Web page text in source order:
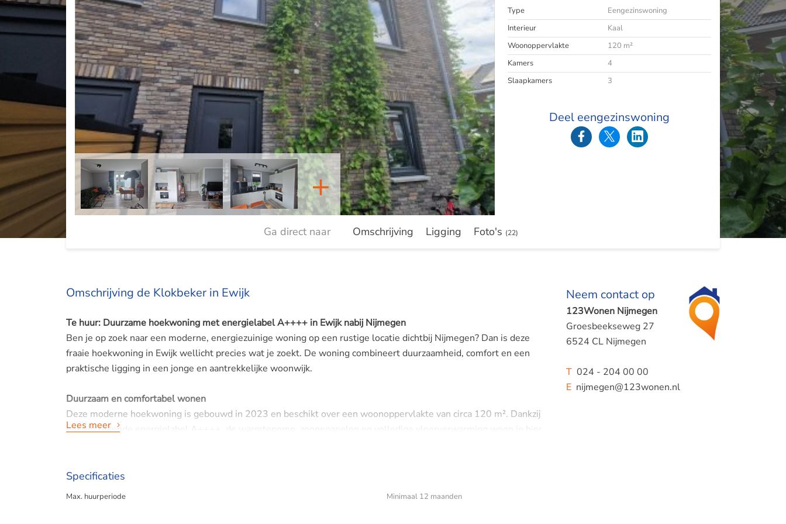
+
Type
Eengezinswoning
Interieur
Kaal
Woonoppervlakte
120 m²
Kamers
4
Slaapkamers
3
Deel eengezinswoning
Ga direct naar Omschrijving Ligging Foto's (22)
Omschrijving de Klokbeker in Ewijk
Te huur: Duurzame hoekwoning met energielabel A++++ in Ewijk nabij Nijmegen
Ben je op zoek naar een moderne, energiezuinige woning op een rustige locatie dichtbij Nijmegen? Dan is deze
fraaie hoekwoning in Ewijk wellicht precies wat je zoekt. De woning combineert duurzaamheid, comfort en een
praktische ligging in een jonge en aantrekkelijke woonwijk.
Duurzaam en comfortabel wonen
Deze moderne hoekwoning is gebouwd in 2023 en beschikt over een woonoppervlakte van circa 120 m². Dankzij
het uitstekende energielabel A++++, de warmtepomp, zonnepanelen en volledige vloerverwarming woon je hier
De woning beschikt over:
- Lichte woonkamer met veel daglicht
Lees meer
Neem contact op
123Wonen Nijmegen
Groesbeekseweg 27
6524 CL Nijmegen
T024 - 204 00 00
Enijmegen@123wonen.nl
Specificaties
Max. huurperiode Minimaal 12 maanden